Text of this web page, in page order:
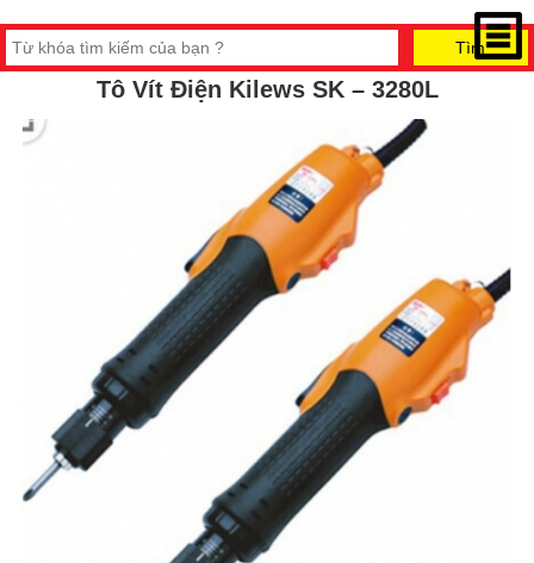
Tô Vít Điện Kilews SK – 3280L